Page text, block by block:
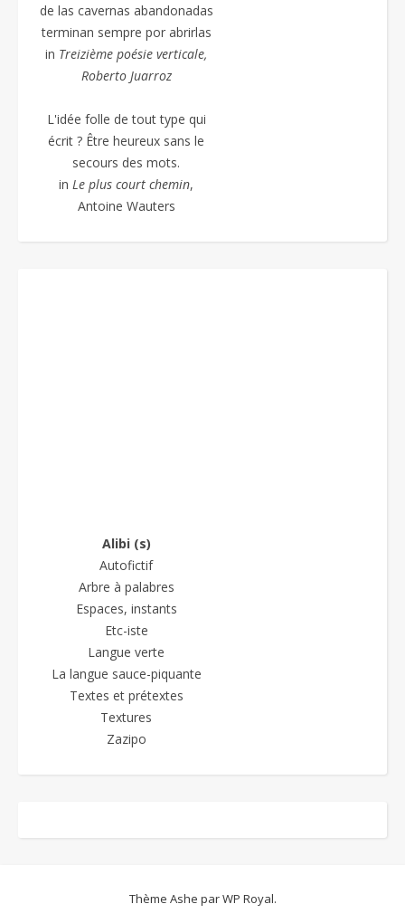
de las cavernas abandonadas
terminan sempre por abrirlas
in Treizième poésie verticale,
Roberto Juarroz
L'idée folle de tout type qui
écrit ? Être heureux sans le
secours des mots.
in Le plus court chemin,
Antoine Wauters
Alibi (s)
Autofictif
Arbre à palabres
Espaces, instants
Etc-iste
Langue verte
La langue sauce-piquante
Textes et prétextes
Textures
Zazipo
Thème Ashe parWP Royal.